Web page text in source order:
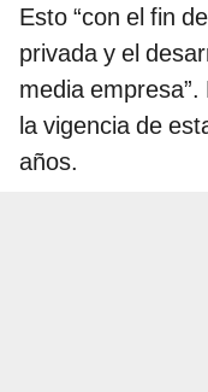
Esto “con el fin
privada y el
media
la vigencia de
años.